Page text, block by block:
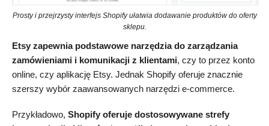
Prosty i przejrzysty interfejs Shopify ułatwia dodawanie produktów do oferty
sklepu.
Etsy zapewnia podstawowe narzędzia do zarządzania
zamówieniami i komunikacji z klientami, czy to przez konto
online, czy aplikację Etsy. Jednak Shopify oferuje znacznie
szerszy wybór zaawansowanych narzędzi e-commerce.
Przykładowo, Shopify oferuje dostosowywane strefy